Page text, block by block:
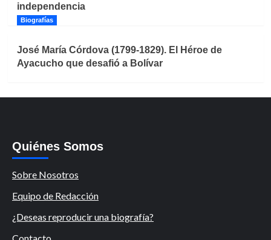
independencia
Biografías
José María Córdova (1799-1829). El Héroe de
Ayacucho que desafió a Bolívar
Quiénes Somos
Sobre Nosotros
Equipo de Redacción
¿Deseas reproducir una biografía?
Contacto